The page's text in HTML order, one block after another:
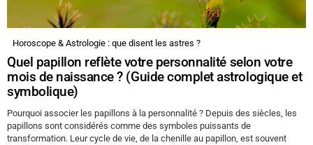
Horoscope & Astrologie : que disent les astres ?
Quel papillon reflète votre personnalité selon votre
mois de naissance ? (Guide complet astrologique et
symbolique)
Pourquoi associer les papillons à la personnalité ? Depuis des siècles, les
papillons sont considérés comme des symboles puissants de
transformation. Leur cycle de vie, de la chenille au papillon, est souvent